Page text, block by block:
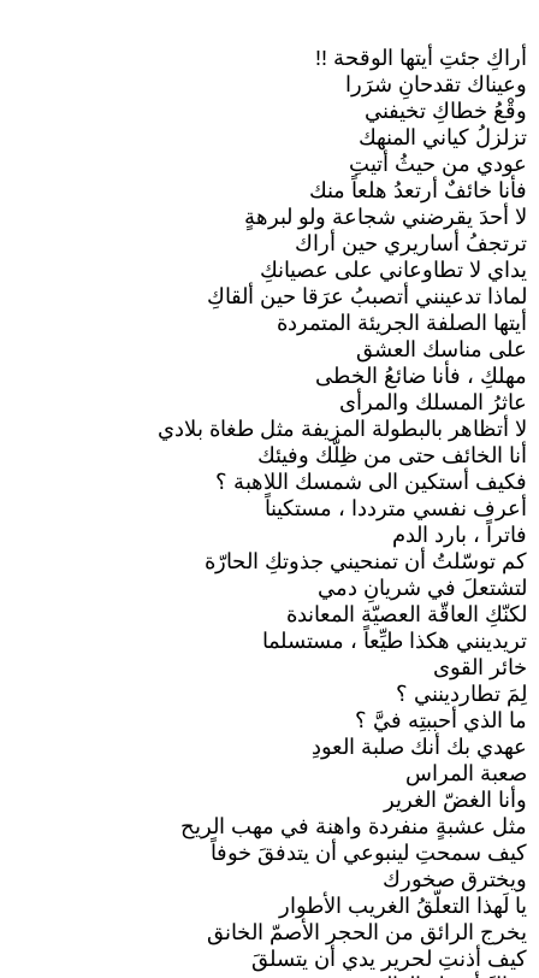
أراكِ جئتِ أيتها الوقحة !!
وعيناك تقدحانِ شرَرا
وقْعُ خطاكِ تخيفني
تزلزلُ كياني المنهك
عودي من حيثُ أتيتِ
فأنا خائفٌ أرتعدُ هلعاً منك
لا أحدَ يقرضني شجاعة ولو لبرهةٍ
ترتجفُ أساريري حين أراك
يداي لا تطاوعاني على عصيانكِ
لماذا تدعينني أتصببُ عرَقا حين ألقاكِ
أيتها الصلفة الجريئة المتمردة
على مناسك العشق
مهلكِ ، فأنا ضائعُ الخطى
عاثرُ المسلك والمرأى
لا أتظاهر بالبطولة المزيفة مثل طغاة بلادي
أنا الخائف حتى من ظِلّك وفيئك
فكيف أستكين الى شمسك اللاهبة ؟
أعرف نفسي مترددا ، مستكيناً
فاتراً ، بارد الدم
كم توسّلتُ أن تمنحيني جذوتكِ الحارّة
لتشتعلَ في شريانِ دمي
لكنّكِ العاقّة العصيّة المعاندة
تريدينني هكذا طيِّعاً ، مستسلما
خائر القوى
لِمَ تطاردينني ؟
ما الذي أحببتِه فيَّ ؟
عهدي بك أنك صلبة العودِ
صعبة المراس
وأنا الغضّ الغرير
مثل عشبةٍ منفردة واهنة في مهب الريح
كيف سمحتِ لينبوعي أن يتدفقَ خوفاً
ويخترق صخورك
يا لَهذا التعلّقُ الغريب الأطوار
يخرج الرائق من الحجر الأصمّ الخانق
كيف أذنتِ لحرير يدي أن يتسلقَ